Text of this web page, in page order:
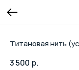
Титановая нить
3 500 р.